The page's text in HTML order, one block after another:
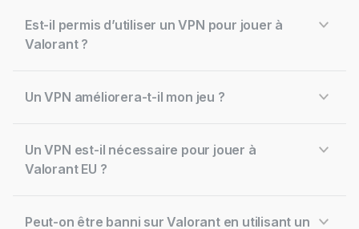
Est-il permis d’utiliser un VPN pour jouer à
Valorant ?
Un VPN améliorera-t-il mon jeu ?
Un VPN est-il nécessaire pour jouer à
Valorant EU ?
Peut-on être banni sur Valorant en utilisant un